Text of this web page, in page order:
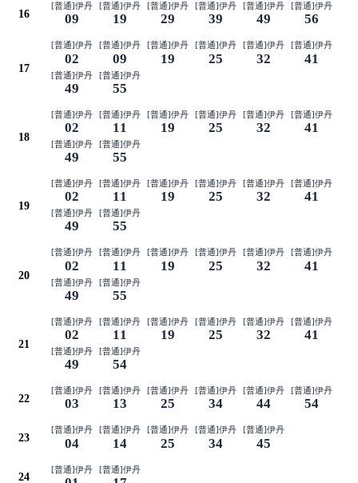
16
[普通]伊丹
09
[普通]伊丹
19
[普通]伊丹
29
[普通]伊丹
39
[普通]伊丹
49
[普通]伊丹
56
17
[普通]伊丹
02
[普通]伊丹
09
[普通]伊丹
19
[普通]伊丹
25
[普通]伊丹
32
[普通]伊丹
41
[普通]伊丹
49
[普通]伊丹
55
18
[普通]伊丹
02
[普通]伊丹
11
[普通]伊丹
19
[普通]伊丹
25
[普通]伊丹
32
[普通]伊丹
41
[普通]伊丹
49
[普通]伊丹
55
19
[普通]伊丹
02
[普通]伊丹
11
[普通]伊丹
19
[普通]伊丹
25
[普通]伊丹
32
[普通]伊丹
41
[普通]伊丹
49
[普通]伊丹
55
20
[普通]伊丹
02
[普通]伊丹
11
[普通]伊丹
19
[普通]伊丹
25
[普通]伊丹
32
[普通]伊丹
41
[普通]伊丹
49
[普通]伊丹
55
21
[普通]伊丹
02
[普通]伊丹
11
[普通]伊丹
19
[普通]伊丹
25
[普通]伊丹
32
[普通]伊丹
41
[普通]伊丹
49
[普通]伊丹
54
22
[普通]伊丹
03
[普通]伊丹
13
[普通]伊丹
25
[普通]伊丹
34
[普通]伊丹
44
[普通]伊丹
54
23
[普通]伊丹
04
[普通]伊丹
14
[普通]伊丹
25
[普通]伊丹
34
[普通]伊丹
45
24
[普通]伊丹 [普通]伊丹